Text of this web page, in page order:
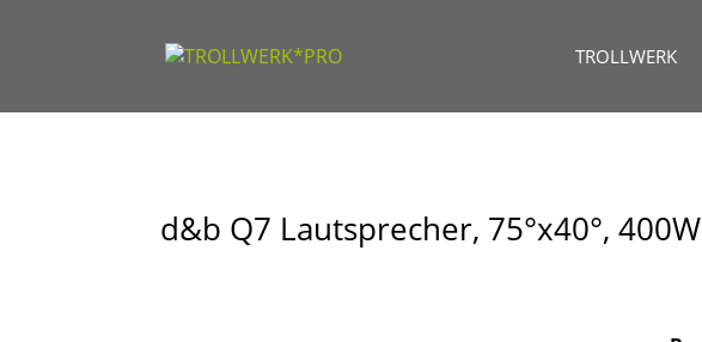
TROLLWERK
d&b Q7 Lautsprecher, 75°x40°,